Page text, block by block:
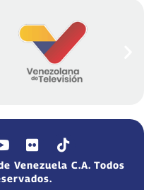
Venezuela C.A. Todos